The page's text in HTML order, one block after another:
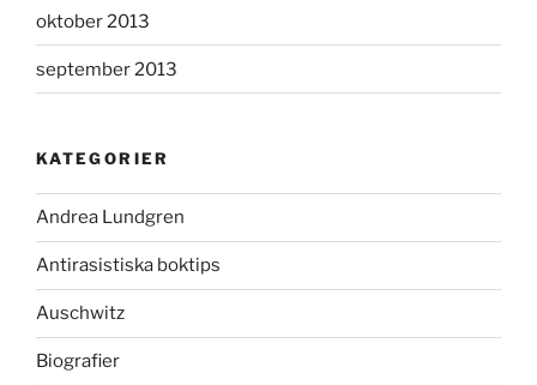
oktober 2013
september 2013
KATEGORIER
Andrea Lundgren
Antirasistiska boktips
Auschwitz
Biografier